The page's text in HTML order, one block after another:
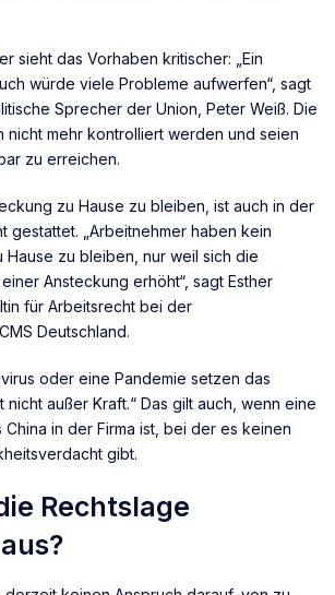
sieht das Vorhaben kritischer: „Ein
würde viele Probleme aufwerfen“, sagt
Sprecher der Union, Peter Weiß. Die
nicht mehr kontrolliert werden und seien
zu erreichen.
zu Hause zu bleiben, ist auch in der
gestattet. „Arbeitnehmer haben kein
Hause zu bleiben, nur weil sich die
Ansteckung erhöht“, sagt Esther
für Arbeitsrecht bei der
Deutschland.
oder eine Pandemie setzen das
außer Kraft.“ Das gilt auch, wenn eine
in der Firma ist, bei der es keinen
gibt.
Rechtslage